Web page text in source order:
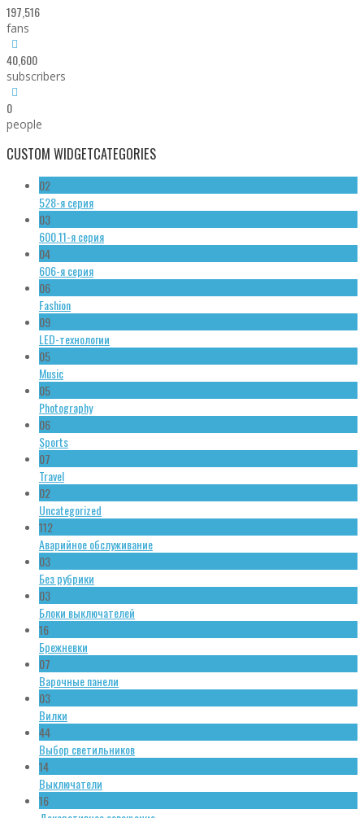
197,516
fans
40,600
subscribers
0
people
CUSTOM WIDGETCATEGORIES
02
528-я серия
03
600.11-я серия
04
606-я серия
06
Fashion
09
LED-технологии
05
Music
05
Photography
06
Sports
07
Travel
02
Uncategorized
112
Аварийное обслуживание
03
Без рубрики
03
Блоки выключателей
16
Брежневки
07
Варочные панели
03
Вилки
44
Выбор светильников
14
Выключатели
16